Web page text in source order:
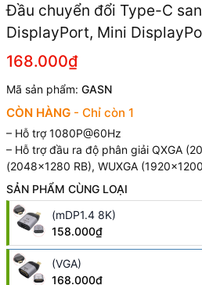
Đầu chuyển đổi Type-C
DisplayPort, Mini
168.000₫
Mã sản phẩm: GASN
CÒN HÀNG - Chỉ còn 1
– Hỗ trợ 1080P@60Hz
– Hỗ trợ đầu ra độ phân giải QXGA
(2048×1280 RB), WUXGA
SẢN PHẨM CÙNG LOẠI
(mDP1.4 8K)
158.000₫
(VGA)
168.000₫